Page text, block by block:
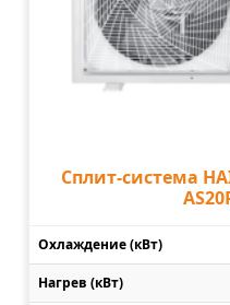
Сплит-система
Охлаждение (кВт)
Нагрев (кВт)